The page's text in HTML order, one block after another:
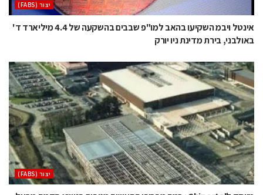
‫יצור (‪(FABS‬‬
אינטל ויבמ השקיעו בהאב למו"פ שבבים בהשקעה של 4.4 מיליארד ד'
באולבני, בירת מדינת ניו יורק
‫יצור (‪(FABS‬‬